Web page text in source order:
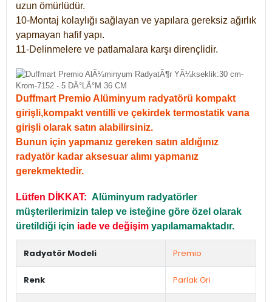
uzun ömürlüdür.
10-Montaj kolaylığı sağlayan ve yapılara gereksiz ağırlık
yapmayan hafif yapı.
11-Delinmelere ve patlamalara karşı dirençlidir.
Duffmart Premio Alüminyum radyatörü kompakt
girişli,kompakt ventilli ve çekirdek termostatik vana
girişli olarak satın alabilirsiniz.
Bunun için yapmanız gereken satın aldığınız
radyatör kadar aksesuar alımı yapmanız
gerekmektedir.
Lütfen DİKKAT: Alüminyum radyatörler
müşterilerimizin talep ve isteğine göre özel olarak
üretildiği için iade ve değişim yapılamamaktadır.
Radyatör Modeli Premio
Renk Parlak Gri